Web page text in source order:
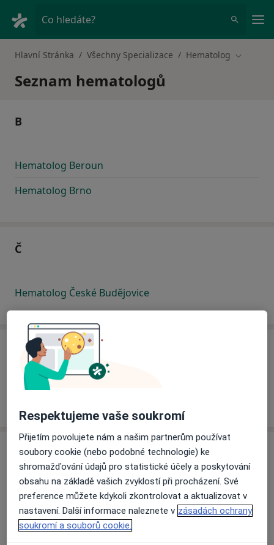
Co hledáte?
Hlavní Stránka Všechny Specializace Hematolog Změna
Seznam hematologů
B
Hematolog Beroun
Hematolog Brno
Č
Hematolog České Budějovice
H
Hematolog Havířov
Hematolog Havlíčkův Brod
Respektujeme vaše soukromí
Přijetím povolujete nám a našim partnerům používat
soubory cookie (nebo podobné technologie) ke
shromažďování údajů pro statistické účely a poskytování
obsahu na základě vašich zvyklostí při procházení. Své
preference můžete kdykoli zkontrolovat a aktualizovat v
nastavení. Další informace naleznete v zásadách ochrany
soukromí a souborů cookie.